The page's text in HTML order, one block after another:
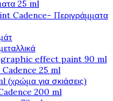
25 ml
Cadence- Περιγράμματα
effect paint 90 ml
25 ml
για σκιάσεις)
200 ml